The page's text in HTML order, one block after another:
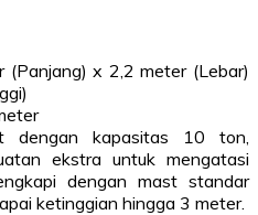
(Panjang) x 2,2 meter (Lebar)
dengan kapasitas 10 ton,
ekstra untuk mengatasi
dengan mast standar
ketinggian hingga 3 meter.